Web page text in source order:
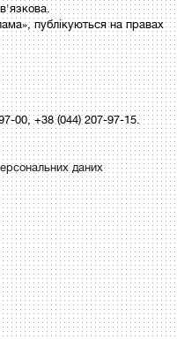
публікуються на правах
00, +38 (044) 207-97-15.
даних